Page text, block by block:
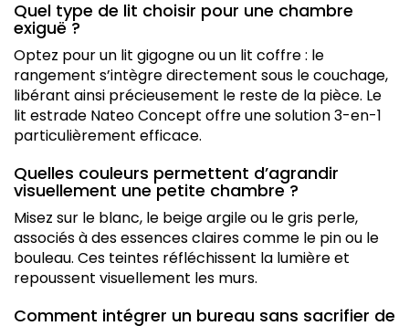
Quel type de lit choisir pour une chambre
exiguë ?
Optez pour un lit gigogne ou un lit coffre : le
rangement s’intègre directement sous le couchage,
libérant ainsi précieusement le reste de la pièce. Le
lit estrade Nateo Concept offre une solution 3-en-1
particulièrement efficace.
Quelles couleurs permettent d’agrandir
visuellement une petite chambre ?
Misez sur le blanc, le beige argile ou le gris perle,
associés à des essences claires comme le pin ou le
bouleau. Ces teintes réfléchissent la lumière et
repoussent visuellement les murs.
Comment intégrer un bureau sans sacrifier de